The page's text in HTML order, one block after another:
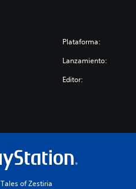
Plataforma:
Lanzamiento:
Editor:
Tales of Zestiria